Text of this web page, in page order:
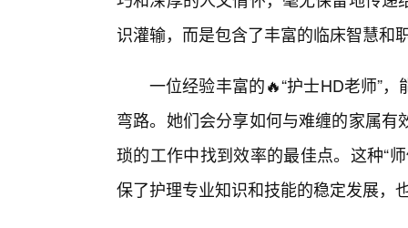
识灌输，而是包含了丰富的临床智慧和
一位经验丰富的🔥“护士HD老师”
弯路。她们会分享如何与难缠的家属
琐的工作中找到效率的最佳点。这种“
保了护理专业知识和技能的稳定发展，